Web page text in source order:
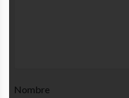
Nombre